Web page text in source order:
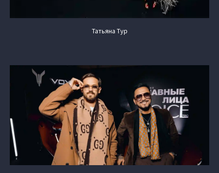
Татьяна Тур